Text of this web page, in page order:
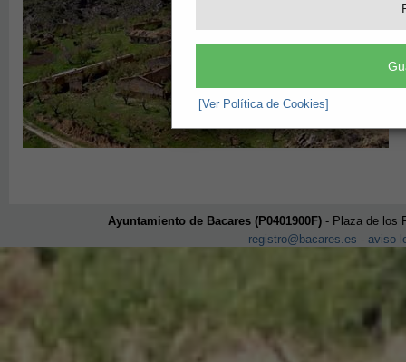
[Ver Política de Cookies]
Ayuntamiento de Bacares (P0401900F) - Plaza de los
registro@bacares.es -aviso